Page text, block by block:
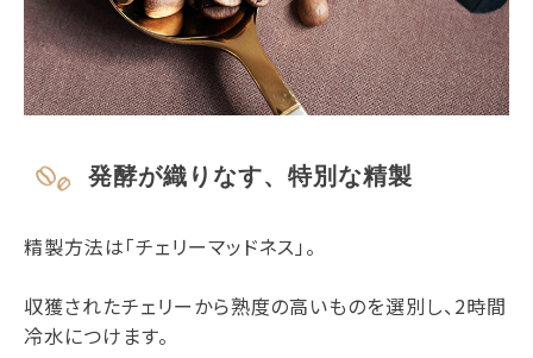
発酵が織りなす、特別な精製
精製方法は「チェリーマッドネス」。
収獲されたチェリーから熟度の高いものを選別し、2時間
冷水につけます。